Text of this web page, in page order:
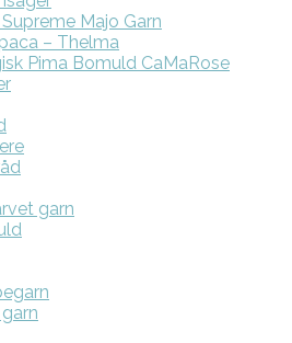
Majo Garn
– Thelma
Pima Bomuld CaMaRose
garn